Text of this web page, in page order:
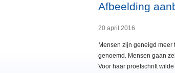
Afbeelding
20 april 2016
Mensen zijn geneigd
genoemd. Mensen gaan
Voor haar proefschrift